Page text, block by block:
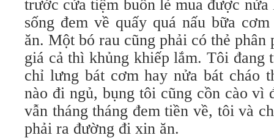
trước cửa tiệm buôn lẻ mua được
sống đem về quấy quá nấu bữa
ăn. Một bó rau cũng phải có thẻ
giá cả thì khủng khiếp lắm. Tôi đang
chỉ lưng bát cơm hay nửa bát cháo
nào đi ngủ, bụng tôi cũng cồn cào
vẫn tháng tháng đem tiền về, tôi và
phải ra đường đi xin ăn.